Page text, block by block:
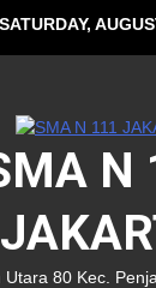
SATURDAY,
N
Utara 80 Kec.